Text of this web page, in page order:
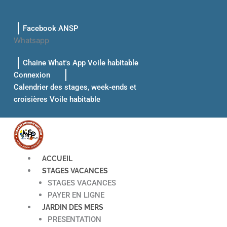
contenuFacebook ANSP
Whatsapp
Chaine What's App Voile habitable
Connexion
Calendrier des stages, week-ends et
croisières Voile habitable
ACCUEIL
STAGES VACANCES
STAGES VACANCES
PAYER EN LIGNE
JARDIN DES MERS
PRESENTATION